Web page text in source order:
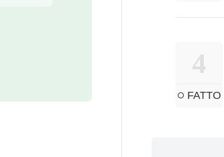
4
FATTO